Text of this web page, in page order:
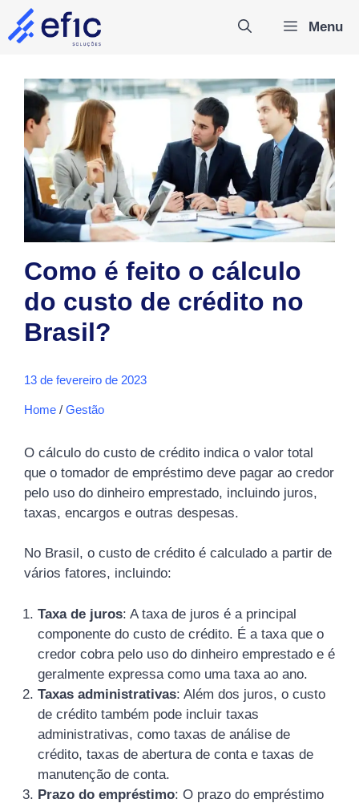
Pular
para
Menu
Como é feito o cálculo
do custo de crédito no
Brasil?
13 de fevereiro de 2023
Home / Gestão
O cálculo do custo de crédito indica o valor total
que o tomador de empréstimo deve pagar ao credor
pelo uso do dinheiro emprestado, incluindo juros,
taxas, encargos e outras despesas.
No Brasil, o custo de crédito é calculado a partir de
vários fatores, incluindo:
Taxa de juros: A taxa de juros é a principal
componente do custo de crédito. É a taxa que o
credor cobra pelo uso do dinheiro emprestado e é
geralmente expressa como uma taxa ao ano.
Taxas administrativas: Além dos juros, o custo
de crédito também pode incluir taxas
administrativas, como taxas de análise de
crédito, taxas de abertura de conta e taxas de
manutenção de conta.
Prazo do empréstimo: O prazo do empréstimo